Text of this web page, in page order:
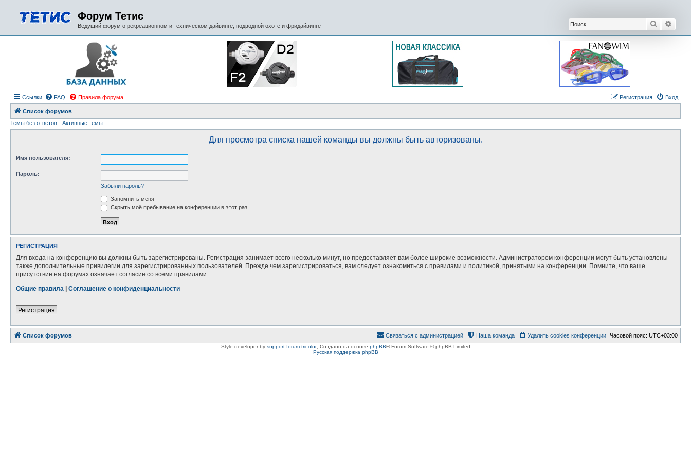
Форум Тетис
Ведущий форум о рекреационном и техническом дайвинге, подводной охоте и фридайвинге Поиск
Ссылки FAQ Правила форума Вход
Регистрация
Список форумов
Темы без ответов
Активные темы
Для просмотра списка нашей команды вы должны быть авторизованы.
Имя пользователя:
Пароль:
Забыли пароль?
Запомнить меня
Скрыть моё пребывание на конференции в этот раз
РЕГИСТРАЦИЯ
Для входа на конференцию вы должны быть зарегистрированы. Регистрация занимает всего несколько минут, но предоставляет вам более широкие возможности. Администратором конференции могут быть установлены
также дополнительные привилегии для зарегистрированных пользователей. Прежде чем зарегистрироваться, вам следует ознакомиться с правилами и политикой, принятыми на конференции. Помните, что ваше
присутствие на форумах означает согласие со всеми правилами.
Общие правила
Соглашение о конфиденциальности
Регистрация
Список форумов Часовой пояс: UTC+03:00
Удалить cookies конференции
Наша команда
Связаться с администрацией
Style developer by support forum tricolor, Создано на основе phpBB® Forum Software © phpBB Limited
Русская поддержка phpBB